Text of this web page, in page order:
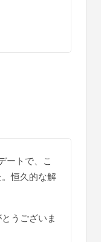
ートで、こ
恒久的な解
うございま